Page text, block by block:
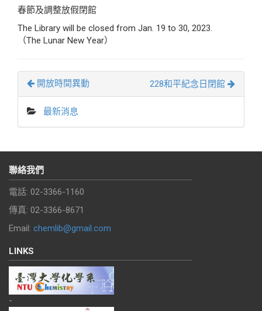
春節及調整放假閉館
The Library will be closed from Jan. 19 to 30, 2023.
（The Lunar New Year）
開放時間異動 228和平紀念日閉館
最新消息
聯絡我們
電話: 02-3366-1160
傳真: 02-3366-8671
Email: chemlib@gmail.com
LINKS
-